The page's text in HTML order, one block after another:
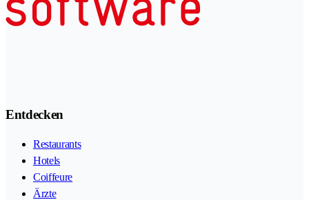
Entdecken
Restaurants
Hotels
Coiffeure
Ärzte